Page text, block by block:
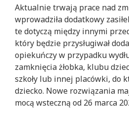
Aktualnie trwają prace nad
wprowadziła dodatkowy
te dotyczą między innymi
który będzie przysługiwał
opiekuńczy w przypadku
zamknięcia żłobka, klubu
szkoły lub innej placówki, do
dziecko. Nowe rozwiązania
mocą wsteczną od 26 marca